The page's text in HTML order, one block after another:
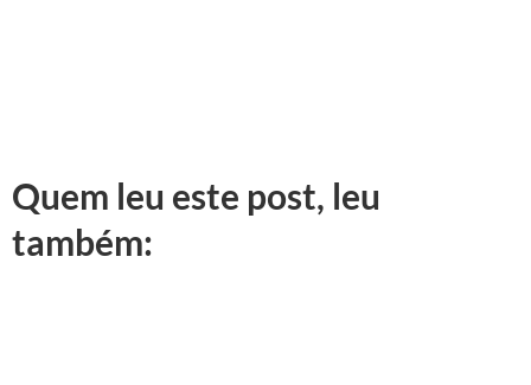
Quem leu este post, leu
também: